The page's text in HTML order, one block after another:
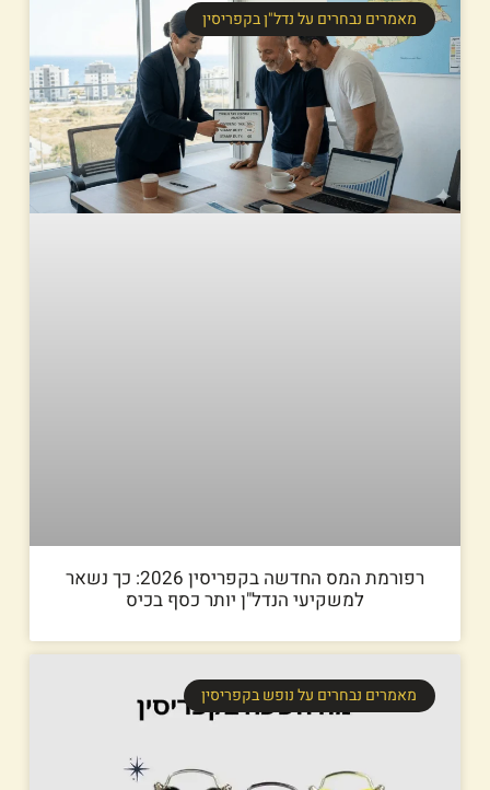
מאמרים נבחרים על נדל"ן בקפריסין
רפורמת המס החדשה בקפריסין 2026: כך נשאר
למשקיעי הנדל"ן יותר כסף בכיס
מאמרים נבחרים על נופש בקפריסין